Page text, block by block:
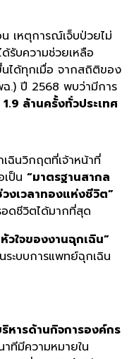
เหตุการณ์เจ็บป่วยไม่
รับความช่วยเหลือ
ได้ทุกเมื่อ จากสถิติของ
.) ปี 2568 พบว่ามีการ
1.9 ล้านครั้งทั่วประเทศ
ฉินวิกฤตที่เจ้าหน้าที่
ป็น “มาตรฐานสากล
วงเวลาทองแห่งชีวิต”
ดชีวิตได้มากที่สุด
วใจของงานฉุกเฉิน”
ะบบการแพทย์ฉุกเฉิน
ารด้านกิจการองค์กร
ทีมีความหมายใน